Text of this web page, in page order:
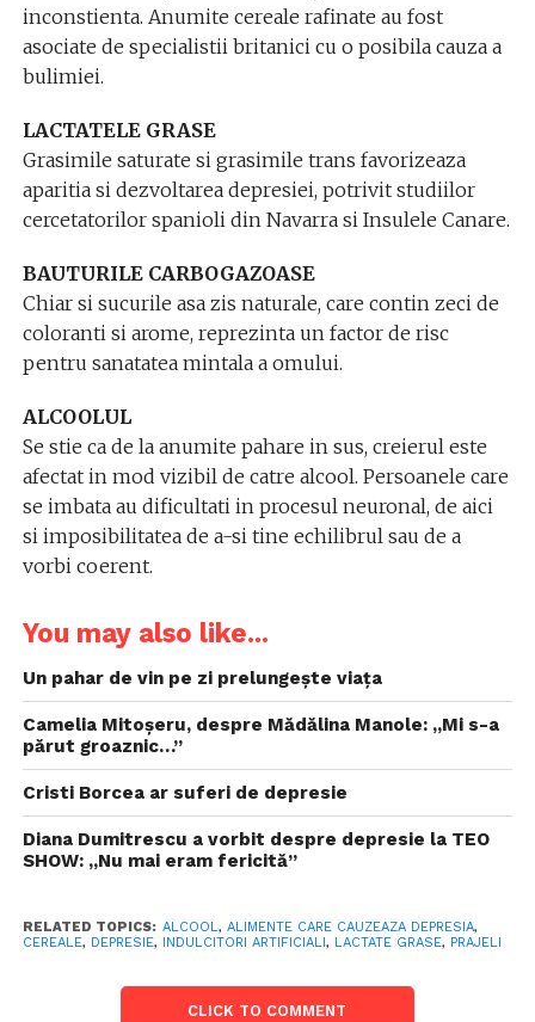
inconstienta. Anumite cereale rafinate au fost
asociate de specialistii britanici cu o posibila cauza a
bulimiei.
LACTATELE GRASE
Grasimile saturate si grasimile trans favorizeaza
aparitia si dezvoltarea depresiei, potrivit studiilor
cercetatorilor spanioli din Navarra si Insulele Canare.
BAUTURILE CARBOGAZOASE
Chiar si sucurile asa zis naturale, care contin zeci de
coloranti si arome, reprezinta un factor de risc
pentru sanatatea mintala a omului.
ALCOOLUL
Se stie ca de la anumite pahare in sus, creierul este
afectat in mod vizibil de catre alcool. Persoanele care
se imbata au dificultati in procesul neuronal, de aici
si imposibilitatea de a-si tine echilibrul sau de a
vorbi coerent.
You may also like...
Un pahar de vin pe zi prelungește viața
Camelia Mitoșeru, despre Mădălina Manole: „Mi s-a
părut groaznic…”
Cristi Borcea ar suferi de depresie
Diana Dumitrescu a vorbit despre depresie la TEO
SHOW: „Nu mai eram fericită”
RELATED TOPICS: ALCOOL, ALIMENTE CARE CAUZEAZA DEPRESIA,
CEREALE, DEPRESIE, INDULCITORI ARTIFICIALI, LACTATE GRASE, PRAJELI
CLICK TO COMMENT